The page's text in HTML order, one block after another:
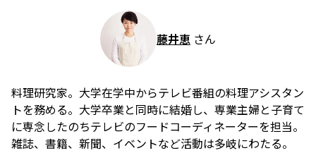
藤井恵 さん
料理研究家。大学在学中からテレビ番組の料理アシスタン
トを務める。大学卒業と同時に結婚し、専業主婦と子育て
に専念したのちテレビのフードコーディネーターを担当。
雑誌、書籍、新聞、イベントなど活動は多岐にわたる。